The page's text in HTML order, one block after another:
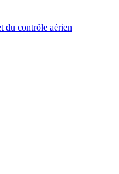
du contrôle aérien